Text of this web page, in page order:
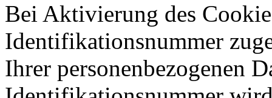
Bei Aktivierung des
Identifikationsnummer
Ihrer personenbezogenen